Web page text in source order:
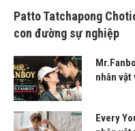
Patto Tatchapong
con đường sự nghiệp
nhân vật
Every